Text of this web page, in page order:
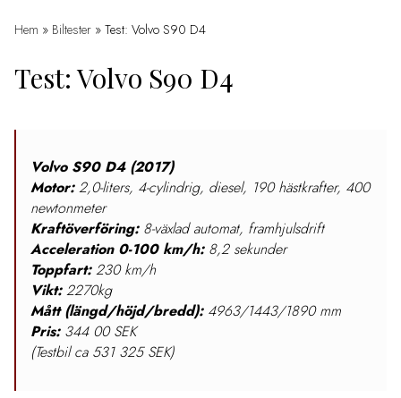
Hem » Biltester » Test: Volvo S90 D4
Test: Volvo S90 D4
Volvo S90 D4 (2017)
Motor:2,0-liters, 4-cylindrig, diesel, 190 hästkrafter, 400
newtonmeter
Kraftöverföring:8-växlad automat, framhjulsdrift
Acceleration 0-100 km/h:8,2 sekunder
Toppfart:230 km/h
Vikt:2270kg
Mått (längd/höjd/bredd): 4963/1443/1890 mm
Pris:344 00 SEK
(Testbil ca 531 325 SEK)